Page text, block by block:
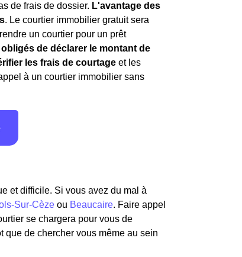
de frais de dossier. L'avantage des
. Le courtier immobilier gratuit sera
un courtier pour un prêt
obligés de déclarer le montant de
les frais de courtage et les
à un courtier immobilier sans
et difficile. Si vous avez du mal à
Sur-Cèze ou Beaucaire. Faire appel
se chargera pour vous de
que de chercher vous même au sein